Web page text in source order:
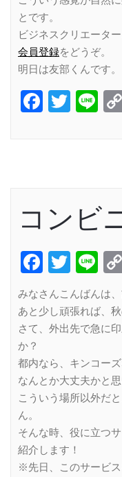
とです。
ビジネスクリエータ
会員登録をどうぞ。
明日は友部くんです。
コンビ
みなさんこんばんは、
あと少し頑張れば、
さて、外出先で急に
か？
都内なら、キンコー
なんとか大丈夫かと
こういう場所以外だ
ん。
そんな時、役に立つ
紹介します！
※先日、このサービ